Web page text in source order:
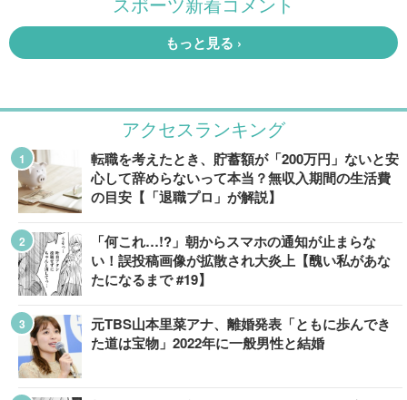
アクセスランキング
転職を考えたとき、貯蓄額が「200万円」ないと安
心して辞めらないって本当？無収入期間の生活費
の目安【「退職プロ」が解説】
「何これ…!?」朝からスマホの通知が止まらな
い！誤投稿画像が拡散され大炎上【醜い私があな
たになるまで #19】
元TBS山本里菜アナ、離婚発表「ともに歩んでき
た道は宝物」2022年に一般男性と結婚